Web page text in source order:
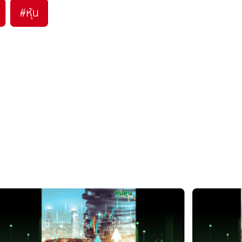
#หุ้น